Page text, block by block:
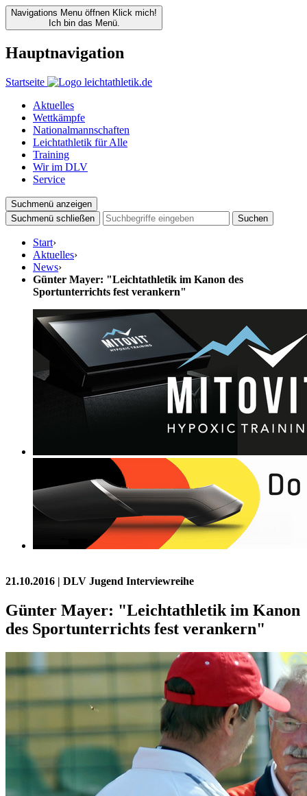
Navigations Menu öffnen Klick mich!
Ich bin das Menü.
Hauptnavigation
Startseite
Aktuelles
Wettkämpfe
Nationalmannschaften
Leichtathletik für Alle
Training
Wir im DLV
Service
Suchmenü anzeigen
Suchmenü schließen
Suchen
Start›
Aktuelles›
News›
Günter Mayer: "Leichtathletik im Kanon des
Sportunterrichts fest verankern"
21.10.2016 | DLV Jugend Interviewreihe
Günter Mayer: "Leichtathletik im Kanon
des Sportunterrichts fest verankern"